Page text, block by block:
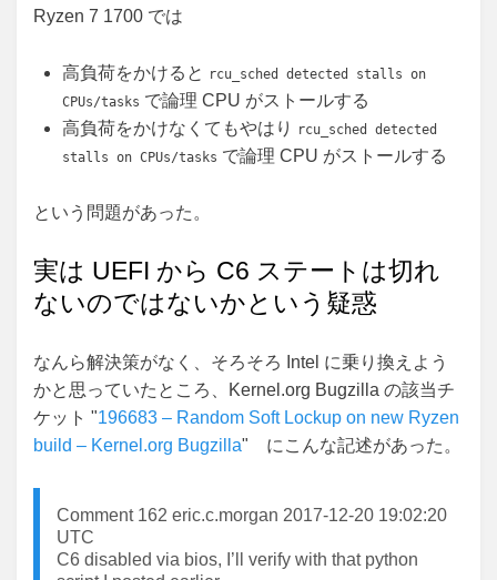
Ryzen 7 1700 では
高負荷をかけると
rcu_sched detected stalls on
CPUs/tasks で論理 CPU がストールする
高負荷をかけなくてもやはり
rcu_sched detected
stalls on CPUs/tasks で論理 CPU がストールする
という問題があった。
実は UEFI から C6 ステートは切れ
ないのではないかという疑惑
なんら解決策がなく、そろそろ Intel に乗り換えよう
かと思っていたところ、Kernel.org Bugzilla の該当チ
ケット "196683 – Random Soft Lockup on new Ryzen
build – Kernel.org Bugzilla" にこんな記述があった。
Comment 162 eric.c.morgan 2017-12-20 19:02:20
UTC
C6 disabled via bios, I’ll verify with that python